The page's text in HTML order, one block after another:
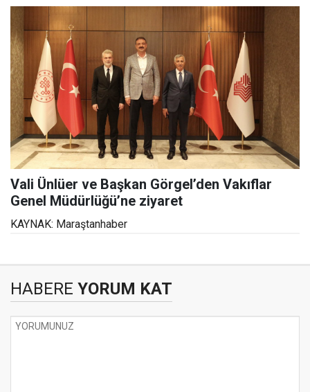
Vali Ünlüer ve Başkan Görgel’den Vakıflar
Genel Müdürlüğü’ne ziyaret
KAYNAK: Maraştanhaber
HABERE YORUM KAT